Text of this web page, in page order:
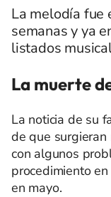
La melodía fue
semanas y ya
listados
La muerte
La noticia de su
de que
con algunos
procedimiento
en mayo.